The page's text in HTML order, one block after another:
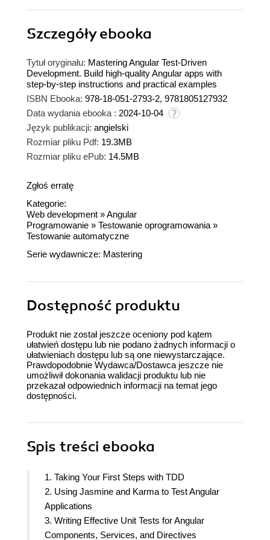
Szczegółyebooka
Tytuł oryginału: Mastering Angular Test-Driven
Development. Build high-quality Angular apps with
step-by-step instructions and practical examples
ISBN Ebooka: 978-18-051-2793-2, 9781805127932
Data wydania ebooka : 2024-10-04
Język publikacji: angielski
Rozmiar pliku Pdf: 19.3MB
Rozmiar pliku ePub: 14.5MB
Zgłoś erratę
Kategorie:
Web development »Angular
Programowanie » Testowanie oprogramowania »
Testowanie automatyczne
Serie wydawnicze: Mastering
Dostępność produktu
Produkt nie został jeszcze oceniony pod kątem
ułatwień dostępu lub nie podano żadnych informacji o
ułatwieniach dostępu lub są one niewystarczające.
Prawdopodobnie Wydawca/Dostawca jeszcze nie
umożliwił dokonania walidacji produktu lub nie
przekazał odpowiednich informacji na temat jego
dostępności.
Spis treści ebooka
1. Taking Your First Steps with TDD
2. Using Jasmine and Karma to Test Angular
Applications
3. Writing Effective Unit Tests for Angular
Components, Services, and Directives